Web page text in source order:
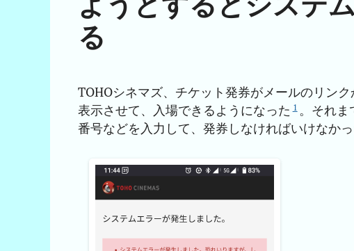
る
TOHOシネマズ、チケット発券がメールのリン
表示させて、入場できるようになった 1 。それま
番号などを入力して、発券しなければいけなか